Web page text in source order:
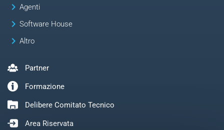
keyboard_arrow_right Agenti
keyboard_arrow_right Software House
keyboard_arrow_right Altro
Partner
Formazione
Delibere Comitato Tecnico
Area Riservata